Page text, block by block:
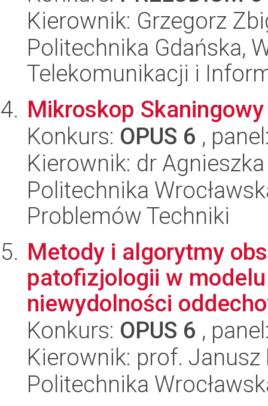
Kierownik: Grzegorz
Politechnika Gdańska,
Telekomunikacji i
Mikroskop
Konkurs: OPUS 6 ,
Kierownik: dr
Politechnika
Problemów Techniki
Metody i algorytmy
patofizjologii w
niewydolności
Konkurs: OPUS 6 ,
Kierownik: prof.
Politechnika